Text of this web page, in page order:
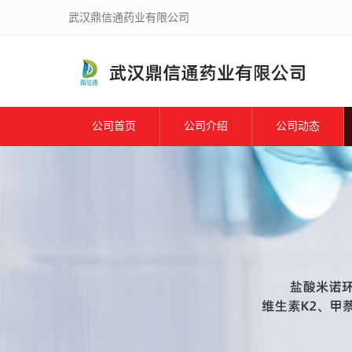
武汉鼎信通药业有限公司
公司首页 公司介绍 公司动态